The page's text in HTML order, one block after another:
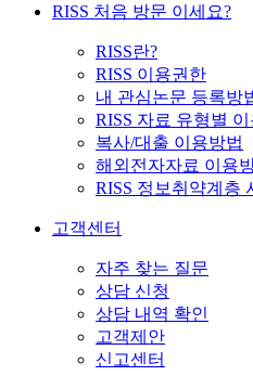
RISS 처음 방문 이세요?
RISS란?
RISS 이용권한
내 관심논문 등록방
RISS 자료 유형별
복사/대출 이용방법
해외전자자료 이용
RISS 정보취약계층
고객센터
자주 찾는 질문
상담 신청
상담 내역 확인
고객제안
신고센터